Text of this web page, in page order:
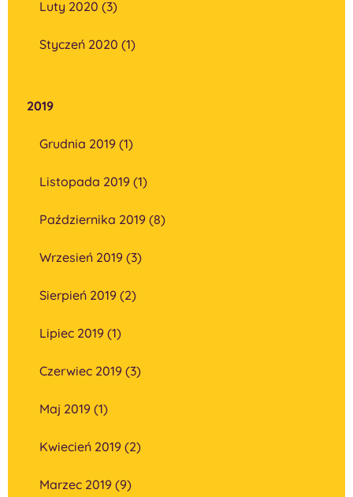
Luty 2020 (3)
Styczeń 2020 (1)
2019
Grudnia 2019 (1)
Listopada 2019 (1)
Października 2019 (8)
Wrzesień 2019 (3)
Sierpień 2019 (2)
Lipiec 2019 (1)
Czerwiec 2019 (3)
Maj 2019 (1)
Kwiecień 2019 (2)
Marzec 2019 (9)